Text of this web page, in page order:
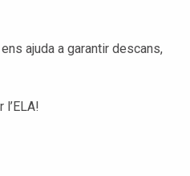
ajuda a garantir descans,